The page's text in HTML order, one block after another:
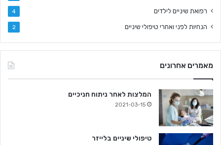
רפואת שיניים לילדים 4
הנחיות לפני ואחרי טיפולי שיניים 2
מאמרים אחרונים
המלצות לאחר ניתוח חניכיים
2021-03-15
טיפולי שיניים בלייזר